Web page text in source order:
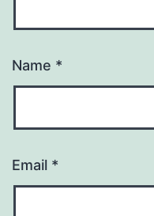
Name *
Email *